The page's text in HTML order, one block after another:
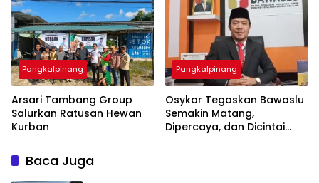
Pangkalpinang
‎Arsari Tambang Group
Salurkan Ratusan Hewan
Kurban
Pangkalpinang
Osykar Tegaskan Bawaslu
Semakin Matang,
Dipercaya, dan Dicintai
Baca Juga